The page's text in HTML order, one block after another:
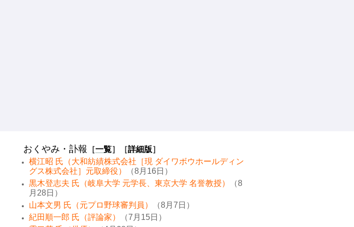
おくやみ・訃報 ［一覧］［詳細版］
横江昭 氏（大和紡績株式会社［現 ダイワボウホールディン
グス株式会社］元取締役）
（8月16日）
黒木登志夫 氏（岐阜大学 元学長、東京大学 名誉教授）
（8
月28日）
山本文男 氏（元プロ野球審判員）
（8月7日）
紀田順一郎 氏（評論家）
（7月15日）